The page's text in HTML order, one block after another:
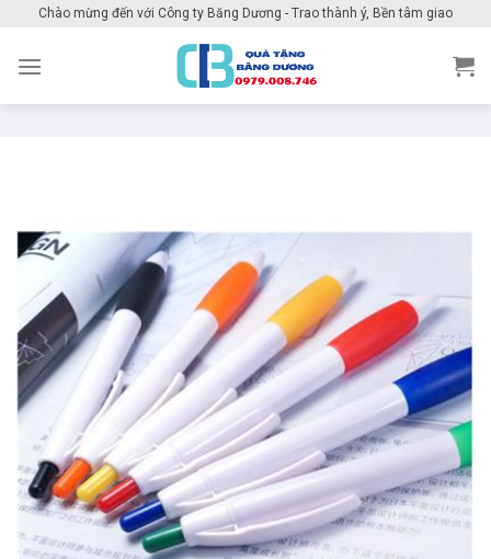
content
Chào mừng đến với Công ty Băng Dương - Trao thành ý, Bền tâm giao